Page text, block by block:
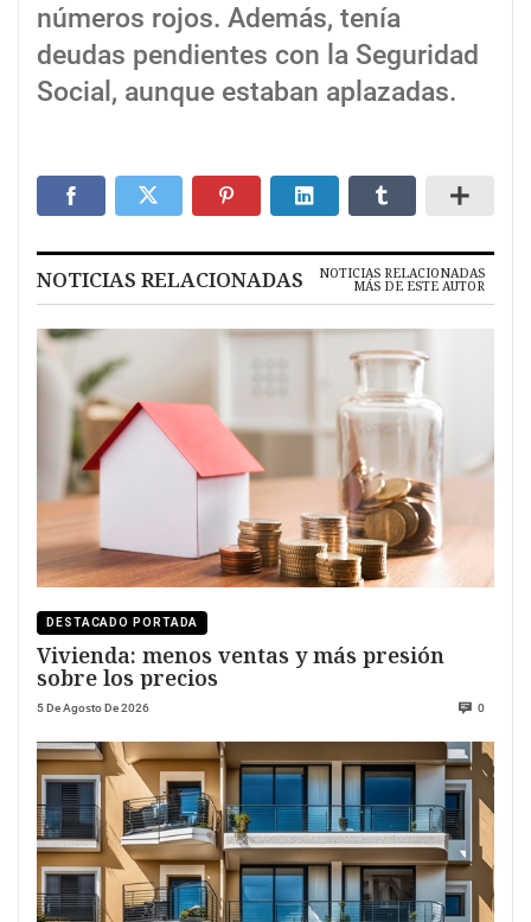
números rojos. Además, tenía
deudas pendientes con la Seguridad
Social, aunque estaban aplazadas.
NOTICIAS RELACIONADAS NOTICIAS RELACIONADAS
MÁS DE ESTE AUTOR
DESTACADO PORTADA
Vivienda: menos ventas y más presión
sobre los precios
5 De Agosto De 2026 0